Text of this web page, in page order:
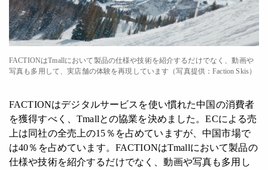
FACTIONはTmallにおいて製品の仕様や技術を紹介するだけでなく、動画や
写真も多用して、実店舗の体験を再現しています（写真提供：Faction Skis）
FACTIONはデジタルサービスを使い慣れた中国の消費者
を獲得すべく、Tmallとの協業を決めました。ECによる売
上は同社の全売上の15％を占めていますが、中国市場で
は40％を占めています。FACTIONはTmallにおいて製品の
仕様や技術を紹介するだけでなく、動画や写真も多用し